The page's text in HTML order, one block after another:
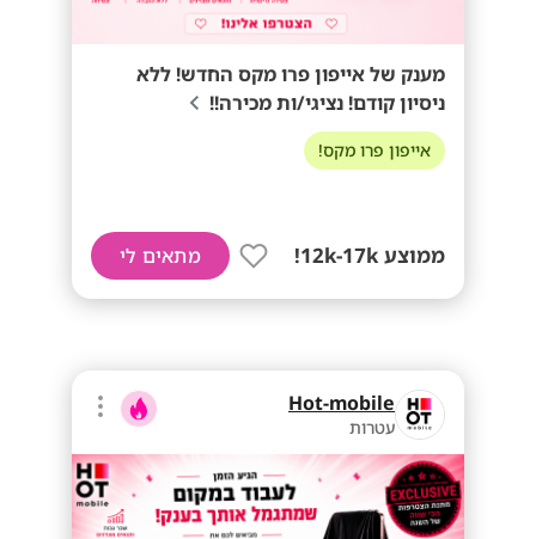
מענק של אייפון פרו מקס החדש! ללא
ניסיון קודם! נציגי/ות מכירה!!
אייפון פרו מקס!
ממוצע 12k-17k! מתאים לי
Hot-mobile
עטרות